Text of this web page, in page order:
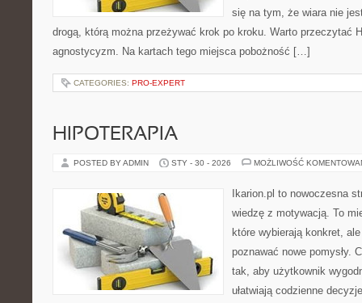
się na tym, że wiara nie
drogą, którą można przeżywać krok po kroku. Warto przeczytać
agnostycyzm. Na kartach tego miejsca pobożność […]
CATEGORIES: PRO-EXPERT
HIPOTERAPIA
POSTED BY ADMIN STY - 30 - 2026 MOŻLIWOŚĆ
Ikarion.pl to nowoczesna
wiedzę z motywacją. To
które wybierają konkret,
poznawać nowe pomysły.
tak, aby użytkownik
ułatwiają codzienne